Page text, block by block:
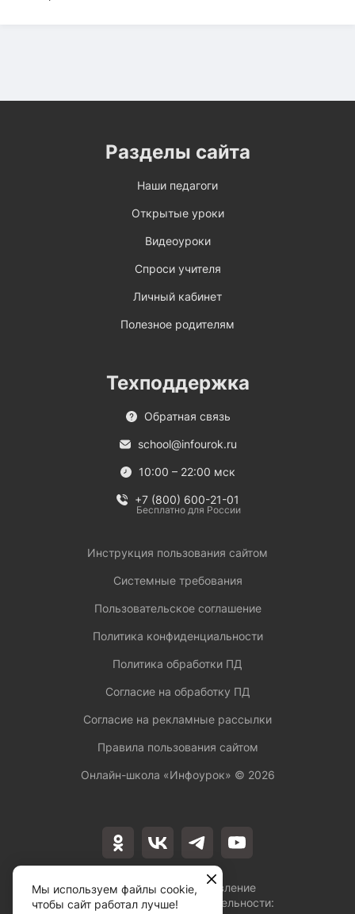
Лицензия на осуществление
образовательной деятельности:
Разделы сайта
Наши педагоги
Открытые уроки
Видеоуроки
Спроси учителя
Личный кабинет
Полезное родителям
Техподдержка
Обратная связь
school@infourok.ru
10:00 – 22:00 мск
+7 (800) 600-21-01
Бесплатно для России
Инструкция пользования сайтом
Системные требования
Пользовательское соглашение
Политика конфиденциальности
Политика обработки ПД
Согласие на обработку ПД
Согласие на рекламные рассылки
Правила пользования сайтом
Онлайн-школа «Инфоурок» © 2026
Мы используем файлы cookie,
чтобы сайт работал лучше!